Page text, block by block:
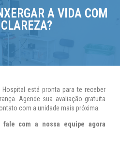
A VIDA COM
está pronta para te receber
Agende sua avaliação gratuita
com a unidade mais próxima.
com a nossa equipe agora